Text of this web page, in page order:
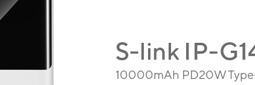
S-link IP-
10000mAh PD20W Type-